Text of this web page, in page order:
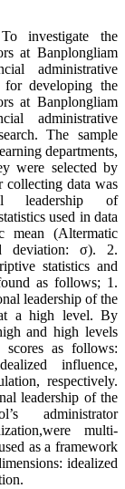
investigate the
at Banplongliam
administrative
for developing the
at Banplongliam
administrative
The sample
departments,
were selected by
collecting data was
leadership of
used in data
mean (Altermatic
deviation: σ). 2.
statistics and
as follows; 1.
leadership of the
a high level. By
and high levels
as follows:
influence,
respectively.
leadership of the
administrator
multi-
as a framework
idealized